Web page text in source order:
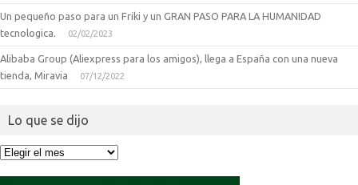
Un pequeño paso para un Friki y un GRAN PASO PARA LA HUMANIDAD
tecnologica.
02/02/2023
Alibaba Group (Aliexpress para los amigos), llega a España con una nueva
tienda, Miravia
07/12/2022
Lo que se dijo
Lo